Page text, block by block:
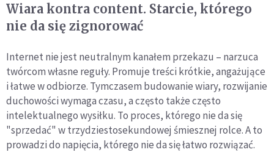
Wiara kontra content. Starcie, którego
nie da się zignorować
Internet nie jest neutralnym kanałem przekazu – narzuca
twórcom własne reguły. Promuje treści krótkie, angażujące
i łatwe w odbiorze. Tymczasem budowanie wiary, rozwijanie
duchowości wymaga czasu, a często także często
intelektualnego wysiłku. To proces, którego nie da się
"sprzedać" w trzydziestosekundowej śmiesznej rolce. A to
prowadzi do napięcia, którego nie da się łatwo rozwiązać.